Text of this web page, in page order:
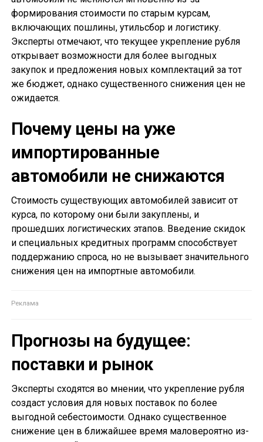
формирования стоимости по старым курсам,
включающих пошлины, утильсбор и логистику.
Эксперты отмечают, что текущее укрепление рубля
открывает возможности для более выгодных
закупок и предложения новых комплектаций за тот
же бюджет, однако существенного снижения цен не
ожидается.
Почему цены на уже
импортированные
автомобили не снижаются
Стоимость существующих автомобилей зависит от
курса, по которому они были закуплены, и
прошедших логистических этапов. Введение скидок
и специальных кредитных программ способствует
поддержанию спроса, но не вызывает значительного
снижения цен на импортные автомобили.
Прогнозы на будущее:
поставки и рынок
Эксперты сходятся во мнении, что укрепление рубля
создаст условия для новых поставок по более
выгодной себестоимости. Однако существенное
снижение цен в ближайшее время маловероятно из-